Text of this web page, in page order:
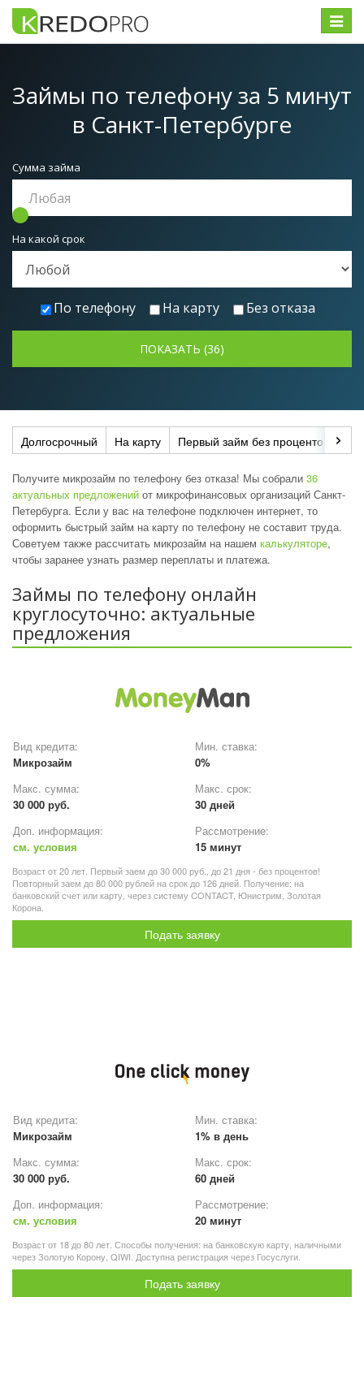
Меню
Займы по телефону за 5 минут
в Санкт-Петербурге
Сумма займа
На какой срок
По телефону На карту Без отказа
Долгосрочный На карту Первый займ без процентов
Получите микрозайм по телефону без отказа! Мы собрали 36
актуальных предложений от микрофинансовых организаций Санкт-
Петербурга. Если у вас на телефоне подключен интернет, то
оформить быстрый займ на карту по телефону не составит труда.
Советуем также рассчитать микрозайм на нашем калькуляторе,
чтобы заранее узнать размер переплаты и платежа.
Займы по телефону онлайн
круглосуточно: актуальные
предложения
Вид кредита:
Микрозайм
Мин. ставка:
0%
Макс. сумма:
30 000 руб.
Макс. срок:
30 дней
Доп. информация:
см. условия
Рассмотрение:
15 минут
Возраст от 20 лет. Первый заем до 30 000 руб., до 21 дня - без процентов!
Повторный заем до 80 000 рублей на срок до 126 дней. Получение: на
банковский счет или карту, через систему CONTACT, Юнистрим, Золотая
Корона.
Подать заявку
Вид кредита:
Микрозайм
Мин. ставка:
1% в день
Макс. сумма:
30 000 руб.
Макс. срок:
60 дней
Доп. информация:
см. условия
Рассмотрение:
20 минут
Возраст от 18 до 80 лет. Способы получения: на банковскую карту, наличными
через Золотую Корону, QIWI. Доступна регистрация через Госуслуги.
Подать заявку